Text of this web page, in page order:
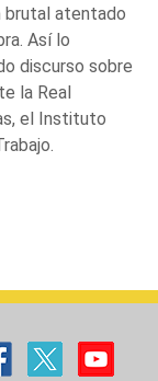
brutal atentado
Así lo
discurso sobre
la Real
el Instituto